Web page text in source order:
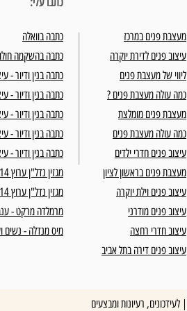
כתבה בוואלה
כתבה בהשקמה
כתבה בנין ודיור -
כתבה בנין ודיור -
כתבה בנין ודיור -
כתבה בנין ודיור -
כתבה בנין ודיור -
מגזין נדל"ן ערוץ 14 - עיצוב חדרי ילדים
מגזין נדל"ן ערוץ 14 - רק לא לבן
מרמלדה מרקט -
מיס מנדלה - נשים
מעצבת פנים במרכז
עיצוב פנים לדירת יוקרה
ליווי של מעצבת פנים
כמה עולה מעצבת פנים ?
מעצבת פנים מומלצת
כמה עולה מעצבת פנים
עיצוב פנים חדרי ילדים
מעצבת פנים בראשון לציון
עיצוב פנים וילת יוקרה
עיצוב פנים מודרני
עיצוב חדרי רחצה
עיצוב פנים דירה בתל אביב
לעידכונים, רעיונות ומבצעים |